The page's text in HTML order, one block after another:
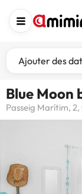
Ajouter des
Blue Moon
Passeig Marítim,